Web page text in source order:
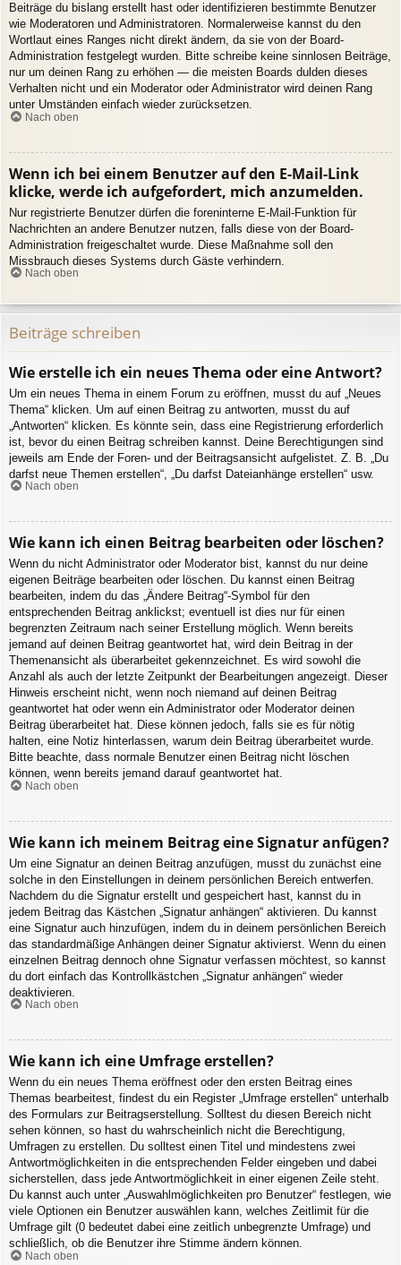
Beiträge du bislang erstellt hast oder identifizieren bestimmte Benutzer
wie Moderatoren und Administratoren. Normalerweise kannst du den
Wortlaut eines Ranges nicht direkt ändern, da sie von der Board-
Administration festgelegt wurden. Bitte schreibe keine sinnlosen Beiträge,
nur um deinen Rang zu erhöhen — die meisten Boards dulden dieses
Verhalten nicht und ein Moderator oder Administrator wird deinen Rang
unter Umständen einfach wieder zurücksetzen.
Nach oben
Wenn ich bei einem Benutzer auf den E-Mail-Link
klicke, werde ich aufgefordert, mich anzumelden.
Nur registrierte Benutzer dürfen die foreninterne E-Mail-Funktion für
Nachrichten an andere Benutzer nutzen, falls diese von der Board-
Administration freigeschaltet wurde. Diese Maßnahme soll den
Missbrauch dieses Systems durch Gäste verhindern.
Nach oben
Beiträge schreiben
Wie erstelle ich ein neues Thema oder eine Antwort?
Um ein neues Thema in einem Forum zu eröffnen, musst du auf „Neues
Thema“ klicken. Um auf einen Beitrag zu antworten, musst du auf
„Antworten“ klicken. Es könnte sein, dass eine Registrierung erforderlich
ist, bevor du einen Beitrag schreiben kannst. Deine Berechtigungen sind
jeweils am Ende der Foren- und der Beitragsansicht aufgelistet. Z. B. „Du
darfst neue Themen erstellen“, „Du darfst Dateianhänge erstellen“ usw.
Nach oben
Wie kann ich einen Beitrag bearbeiten oder löschen?
Wenn du nicht Administrator oder Moderator bist, kannst du nur deine
eigenen Beiträge bearbeiten oder löschen. Du kannst einen Beitrag
bearbeiten, indem du das „Ändere Beitrag“-Symbol für den
entsprechenden Beitrag anklickst; eventuell ist dies nur für einen
begrenzten Zeitraum nach seiner Erstellung möglich. Wenn bereits
jemand auf deinen Beitrag geantwortet hat, wird dein Beitrag in der
Themenansicht als überarbeitet gekennzeichnet. Es wird sowohl die
Anzahl als auch der letzte Zeitpunkt der Bearbeitungen angezeigt. Dieser
Hinweis erscheint nicht, wenn noch niemand auf deinen Beitrag
geantwortet hat oder wenn ein Administrator oder Moderator deinen
Beitrag überarbeitet hat. Diese können jedoch, falls sie es für nötig
halten, eine Notiz hinterlassen, warum dein Beitrag überarbeitet wurde.
Bitte beachte, dass normale Benutzer einen Beitrag nicht löschen
können, wenn bereits jemand darauf geantwortet hat.
Nach oben
Wie kann ich meinem Beitrag eine Signatur anfügen?
Um eine Signatur an deinen Beitrag anzufügen, musst du zunächst eine
solche in den Einstellungen in deinem persönlichen Bereich entwerfen.
Nachdem du die Signatur erstellt und gespeichert hast, kannst du in
jedem Beitrag das Kästchen „Signatur anhängen“ aktivieren. Du kannst
eine Signatur auch hinzufügen, indem du in deinem persönlichen Bereich
das standardmäßige Anhängen deiner Signatur aktivierst. Wenn du einen
einzelnen Beitrag dennoch ohne Signatur verfassen möchtest, so kannst
du dort einfach das Kontrollkästchen „Signatur anhängen“ wieder
deaktivieren.
Nach oben
Wie kann ich eine Umfrage erstellen?
Wenn du ein neues Thema eröffnest oder den ersten Beitrag eines
Themas bearbeitest, findest du ein Register „Umfrage erstellen“ unterhalb
des Formulars zur Beitragserstellung. Solltest du diesen Bereich nicht
sehen können, so hast du wahrscheinlich nicht die Berechtigung,
Umfragen zu erstellen. Du solltest einen Titel und mindestens zwei
Antwortmöglichkeiten in die entsprechenden Felder eingeben und dabei
sicherstellen, dass jede Antwortmöglichkeit in einer eigenen Zeile steht.
Du kannst auch unter „Auswahlmöglichkeiten pro Benutzer“ festlegen, wie
viele Optionen ein Benutzer auswählen kann, welches Zeitlimit für die
Umfrage gilt (0 bedeutet dabei eine zeitlich unbegrenzte Umfrage) und
schließlich, ob die Benutzer ihre Stimme ändern können.
Nach oben